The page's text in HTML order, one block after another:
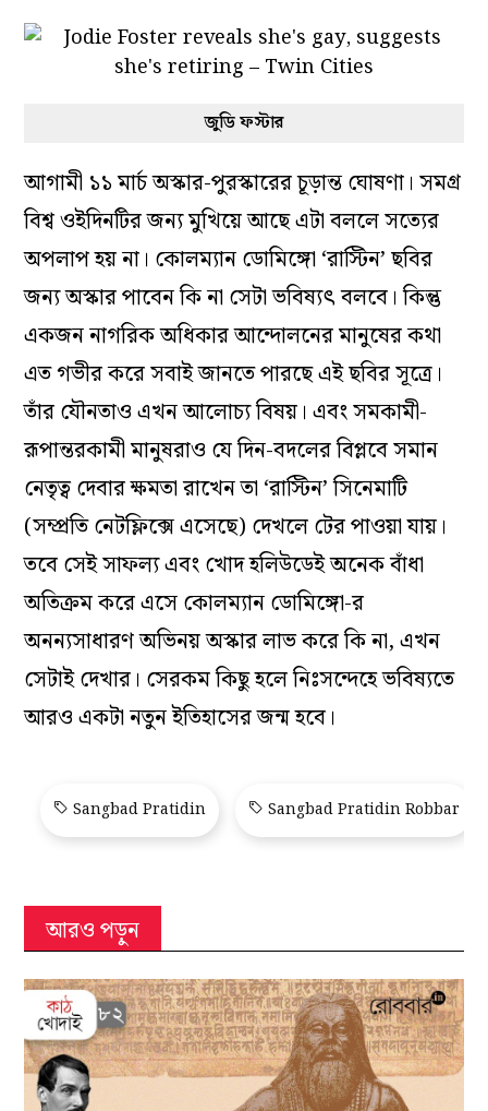
জুডি ফস্টার
আগামী ১১ মার্চ অস্কার-পুরস্কারের চূড়ান্ত ঘোষণা। সমগ্র
বিশ্ব ওইদিনটির জন্য মুখিয়ে আছে এটা বললে সত্যের
অপলাপ হয় না। কোলম্যান ডোমিঙ্গো ‘রাস্টিন’ ছবির
জন্য অস্কার পাবেন কি না সেটা ভবিষ্যৎ বলবে। কিন্তু
একজন নাগরিক অধিকার আন্দোলনের মানুষের কথা
এত গভীর করে সবাই জানতে পারছে এই ছবির সূত্রে।
তাঁর যৌনতাও এখন আলোচ্য বিষয়। এবং সমকামী-
রূপান্তরকামী মানুষরাও যে দিন-বদলের বিপ্লবে সমান
নেতৃত্ব দেবার ক্ষমতা রাখেন তা ‘রাস্টিন’ সিনেমাটি
(সম্প্রতি নেটফ্লিক্সে এসেছে) দেখলে টের পাওয়া যায়।
তবে সেই সাফল্য এবং খোদ হলিউডেই অনেক বাঁধা
অতিক্রম করে এসে কোলম্যান ডোমিঙ্গো-র
অনন্যসাধারণ অভিনয় অস্কার লাভ করে কি না, এখন
সেটাই দেখার। সেরকম কিছু হলে নিঃসন্দেহে ভবিষ্যতে
আরও একটা নতুন ইতিহাসের জন্ম হবে।
Sangbad Pratidin Sangbad Pratidin Robbar
আরও পড়ুন